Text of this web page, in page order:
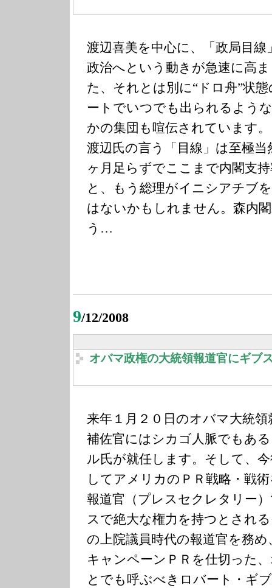
渡辺喜美を中心に、「政局目
政治へという動きが急速に高
た、それとは別に“ドロ舟”状
ートでいつでも出られるよう
かの集団も喧伝されています。
渡辺氏の言う「目線」は至極
ヶ月足らずでここまで内閣支
と、もう総理がイニシアチブ
はないかもしれません。森内
う…
9/12/2008
オバマ政権の大統領報道官にギブ
来年１月２０日のオバマ大統
補佐官にはシカゴ人脈でもあ
ル氏が就任します。そして、
してアメリカのＰＲ戦略・戦
報道官（プレスセクレタリー
スで絶大な権力を持つとされ
の上院議員時代の報道官を務
キャンペーンＰＲを仕切った
とでも呼ぶべきロバート・ギ